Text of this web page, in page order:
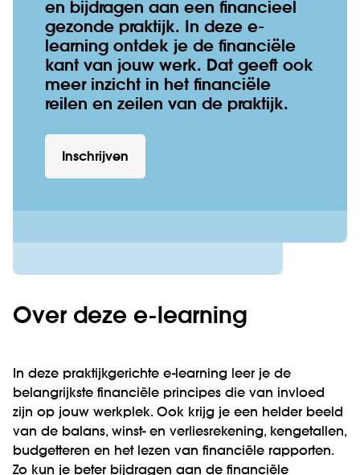
en bijdragen aan een financieel
gezonde praktijk. In deze e-
learning ontdek je de financiële
kant van jouw werk. Dat geeft ook
meer inzicht in het financiële
reilen en zeilen van de praktijk.
Inschrijven
Over deze e-learning
In deze praktijkgerichte e-learning leer je de
belangrijkste financiële principes die van invloed
zijn op jouw werkplek. Ook krijg je een helder beeld
van de balans, winst- en verliesrekening, kengetallen,
budgetteren en het lezen van financiële rapporten.
Zo kun je beter bijdragen aan de financiële